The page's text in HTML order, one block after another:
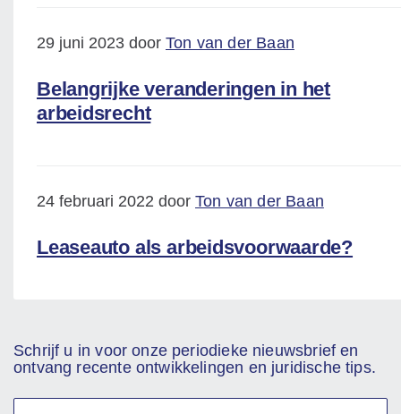
29 juni 2023 door Ton van der Baan
Belangrijke veranderingen in het
arbeidsrecht
24 februari 2022 door Ton van der Baan
Leaseauto als arbeidsvoorwaarde?
Schrijf u in voor onze periodieke nieuwsbrief en
ontvang recente ontwikkelingen en juridische tips.